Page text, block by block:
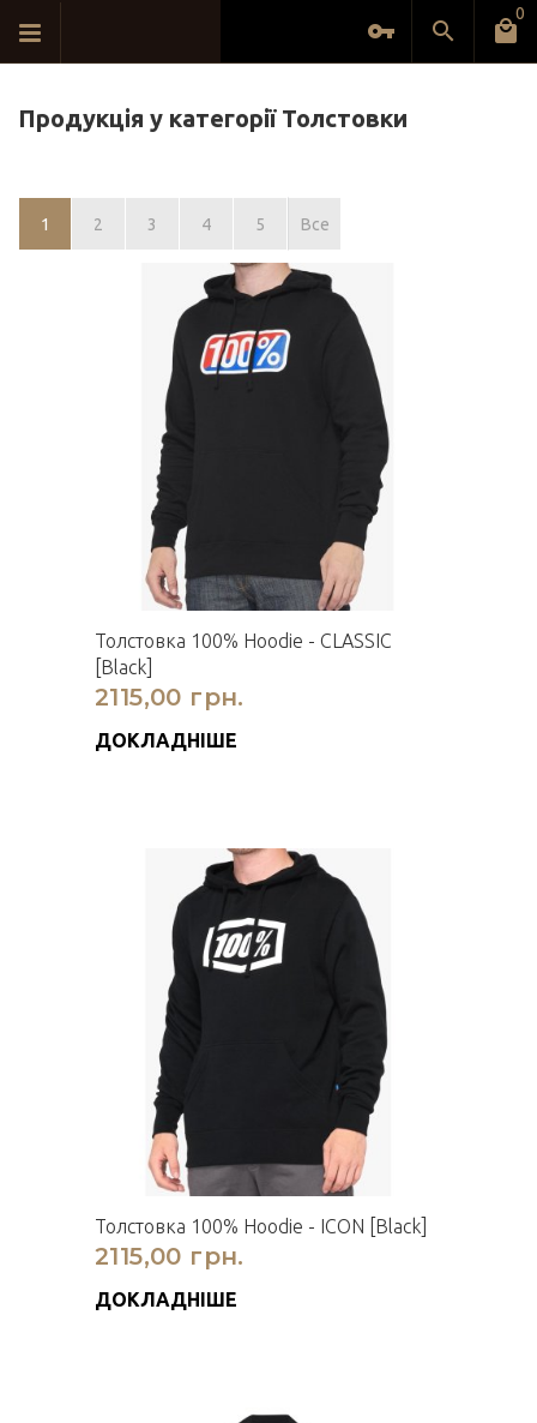
0
Продукція у категорії Толстовки
1 2 3 4 5 Все
Толстовка 100% Hoodie - CLASSIC
[Black]
2115,00 грн.
ДОКЛАДНІШЕ
Толстовка 100% Hoodie - ICON [Black]
2115,00 грн.
ДОКЛАДНІШЕ